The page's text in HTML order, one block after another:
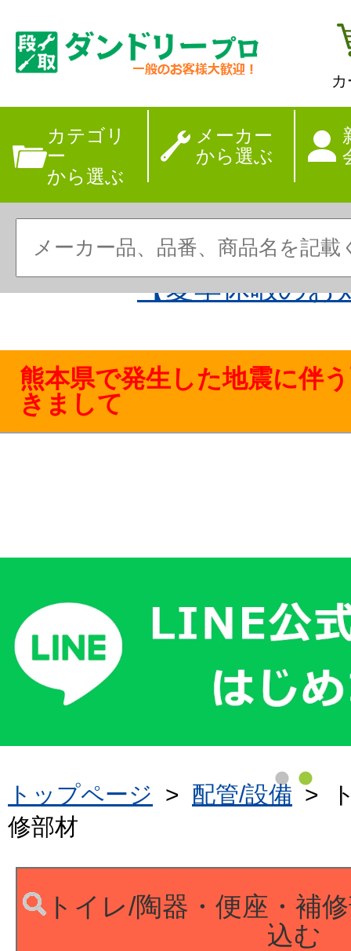
カテゴリ
ー
から選ぶ
メーカー
から選ぶ
【夏季休暇のお
熊本県で発生した地震に伴
きまして
トップページ > 配管/設備 >
修部材
トイレ/陶器・便座・補
込む